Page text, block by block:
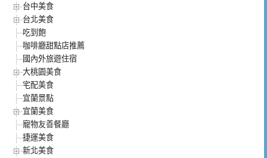
台中美食
台北美食
吃到飽
咖啡廳甜點店推薦
國內外旅遊住宿
大桃園美食
宅配美食
宜蘭景點
宜蘭美食
寵物友善餐廳
捷運美食
新北美食